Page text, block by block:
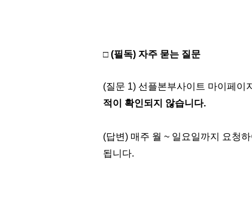
□ (필독) 자주 묻는 질문
(질문 1) 선플본부사이트 마이페이
적이 확인되지 않습니다.
(답변) 매주 월 ~ 일요일까지 요청
됩니다.